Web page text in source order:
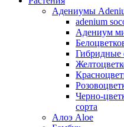
Адениумы
adenium
Адениум
Гибридные
Черно-
сорта
Алоэ Aloe